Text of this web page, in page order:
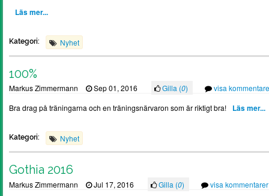
Läs mer...
Kategori: Nyhet
100%
Markus Zimmermann Sep 01, 2016 Gilla (0)
visa
Bra drag på träningarna och en träningsnärvaron som är riktigt bra!
Läs mer...
Kategori: Nyhet
Gothia 2016
Markus Zimmermann Jul 17, 2016 Gilla (0) visa kommentarer